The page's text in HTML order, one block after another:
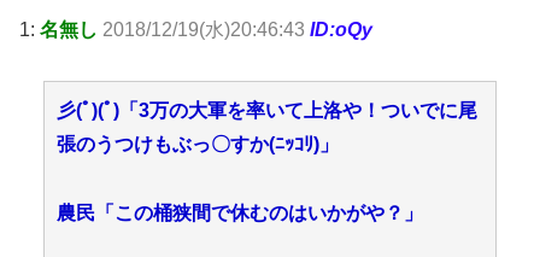
1: 名無し 2018/12/19(水)20:46:43 ID:oQy
彡(ﾟ)(ﾟ)「3万の大軍を率いて上洛や！ついでに尾
張のうつけもぶっ〇すか(ﾆｯｺﾘ)」
農民「この桶狭間で休むのはいかがや？」